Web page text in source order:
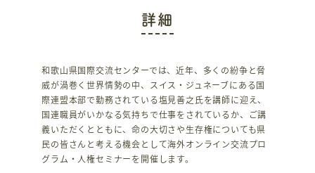
詳細
和歌山県国際交流センターでは、近年、多くの紛争と脅
威が渦巻く世界情勢の中、スイス・ジュネーブにある国
際連盟本部で勤務されている塩見善之氏を講師に迎え、
国連職員がいかなる気持ちで仕事をされているか、ご講
義いただくとともに、命の大切さや生存権についても県
民の皆さんと考える機会として海外オンライン交流プロ
グラム・人権セミナーを開催します。